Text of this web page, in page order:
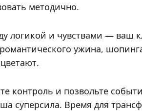
методично.
логикой и чувствами — ваш
ужина,
контроль и позвольте
суперсила. Время для